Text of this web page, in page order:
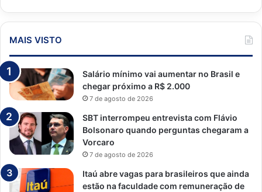
MAIS VISTO
Salário mínimo vai aumentar no Brasil e
chegar próximo a R$ 2.000
7 de agosto de 2026
SBT interrompeu entrevista com Flávio
Bolsonaro quando perguntas chegaram a
Vorcaro
7 de agosto de 2026
Itaú abre vagas para brasileiros que ainda
estão na faculdade com remuneração de